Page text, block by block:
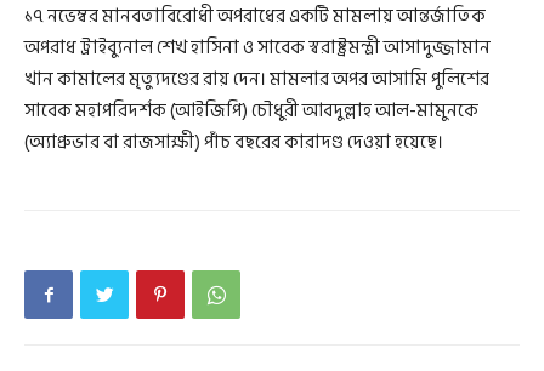
১৭ নভেম্বর মানবতাবিরোধী অপরাধের একটি মামলায় আন্তর্জাতিক
অপরাধ ট্রাইব্যুনাল শেখ হাসিনা ও সাবেক স্বরাষ্ট্রমন্ত্রী আসাদুজ্জামান
খান কামালের মৃত্যুদণ্ডের রায় দেন। মামলার অপর আসামি পুলিশের
সাবেক মহাপরিদর্শক (আইজিপি) চৌধুরী আবদুল্লাহ আল-মামুনকে
(অ্যাপ্রুভার বা রাজসাক্ষী) পাঁচ বছরের কারাদণ্ড দেওয়া হয়েছে।